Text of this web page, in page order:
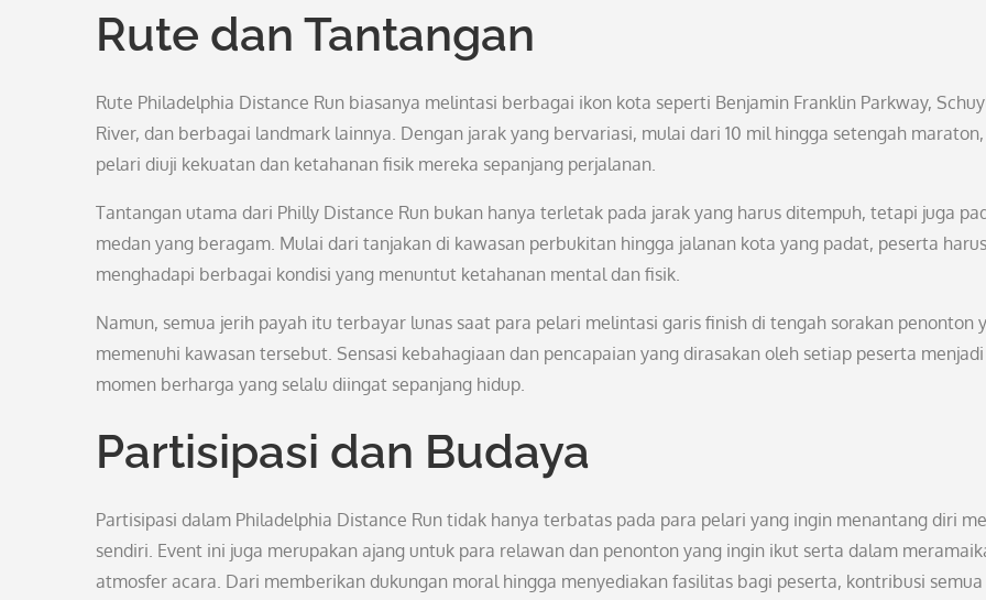
Rute dan Tantangan
Rute Philadelphia Distance Run biasanya melintasi berbagai ikon kota seperti Benjamin Franklin Parkway,
River, dan berbagai landmark lainnya. Dengan jarak yang bervariasi, mulai dari 10 mil hingga setengah
pelari diuji kekuatan dan ketahanan fisik mereka sepanjang perjalanan.
Tantangan utama dari Philly Distance Run bukan hanya terletak pada jarak yang harus ditempuh, tetapi juga
medan yang beragam. Mulai dari tanjakan di kawasan perbukitan hingga jalanan kota yang padat, peserta
menghadapi berbagai kondisi yang menuntut ketahanan mental dan fisik.
Namun, semua jerih payah itu terbayar lunas saat para pelari melintasi garis finish di tengah sorakan penonton
memenuhi kawasan tersebut. Sensasi kebahagiaan dan pencapaian yang dirasakan oleh setiap peserta menjadi
momen berharga yang selalu diingat sepanjang hidup.
Partisipasi dan Budaya
Partisipasi dalam Philadelphia Distance Run tidak hanya terbatas pada para pelari yang ingin menantang diri
sendiri. Event ini juga merupakan ajang untuk para relawan dan penonton yang ingin ikut serta dalam
atmosfer acara. Dari memberikan dukungan moral hingga menyediakan fasilitas bagi peserta, kontribusi semua